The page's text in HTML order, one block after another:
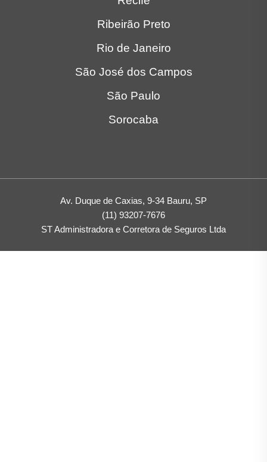
Ribeirão Preto
Rio de Janeiro
São José dos Campos
São Paulo
Sorocaba
Av. Duque de Caxias, 9-34 Bauru, SP
(11) 93207-7676
ST Administradora e Corretora de Seguros Ltda